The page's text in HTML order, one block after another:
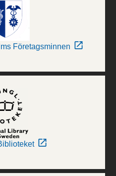
Företagsminnen